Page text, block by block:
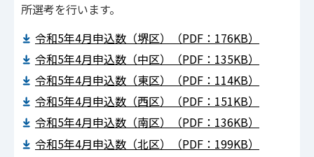
所選考を行います。
令和5年4月申込数（堺区）（PDF：176KB）
令和5年4月申込数（中区）（PDF：135KB）
令和5年4月申込数（東区）（PDF：114KB）
令和5年4月申込数（西区）（PDF：151KB）
令和5年4月申込数（南区）（PDF：136KB）
令和5年4月申込数（北区）（PDF：199KB）